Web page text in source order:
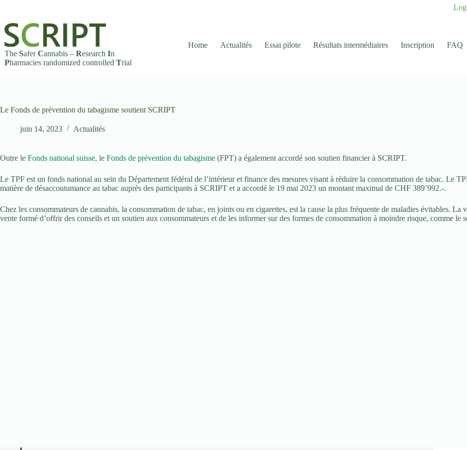
contenu
The SaferCannabis – Research In
Pharmacies randomized controlled Trial
Home Actualités Essai pilote Résultats intermédiaires Inscription FAQ
Le Fonds de prévention du tabagisme soutient SCRIPT
juin 14, 2023 Actualités
Outre le Fonds national suisse, le Fonds de prévention du tabagisme (FPT) a également accordé son soutien financier à SCRIPT.
Le TPF est un fonds national au sein du Département fédéral de l’intérieur et finance des mesures visant à réduire la consommation de tabac. Le
matière de désaccoutumance au tabac auprès des participants à SCRIPT et a accordé le 19 mai 2023 un montant maximal de CHF 389’992.-.
Chez les consommateurs de cannabis, la consommation de tabac, en joints ou en cigarettes, est la cause la plus fréquente de maladies évitables.
vente formé d’offrir des conseils et un soutien aux consommateurs et de les informer sur des formes de consommation à moindre risque, comme le